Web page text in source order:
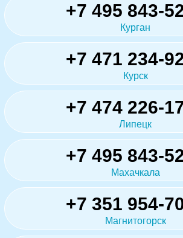
+7 495 843-
Курган
+7 471 234-
Курск
+7 474 226-
Липецк
+7 495 843-
Махачкала
+7 351 954-
Магнитогорск